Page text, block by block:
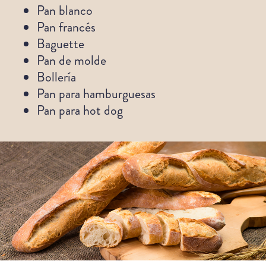
Pan blanco
Pan francés
Baguette
Pan de molde
Bollería
Pan para hamburguesas
Pan para hot dog